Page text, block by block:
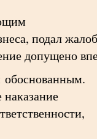
подал
допущено
обоснованным.